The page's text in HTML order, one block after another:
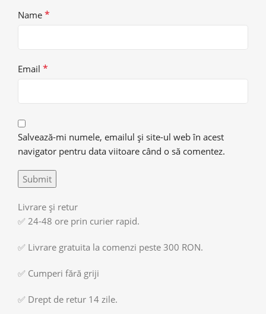
Name *
Email *
Salvează-mi numele, emailul și site-ul web în acest
navigator pentru data viitoare când o să comentez.
Livrare și retur
✅ 24-48 ore prin curier rapid.
✅ Livrare gratuita la comenzi peste 300 RON.
✅ Cumperi fără griji
✅ Drept de retur 14 zile.